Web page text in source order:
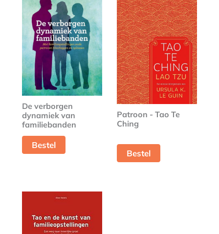
De verborgen
dynamiek van
familiebanden
Bestel
Patroon - Tao Te
Ching
Bestel